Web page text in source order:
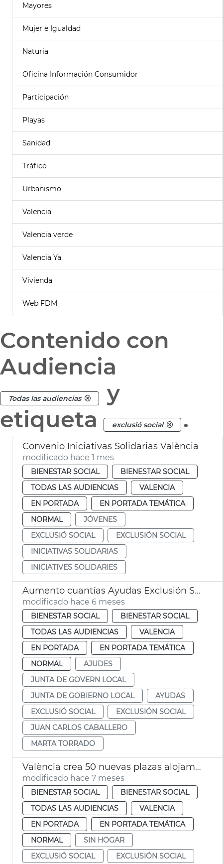
Mayores
Mujer e Igualdad
Naturia
Oficina Información Consumidor
Participación
Playas
Sanidad
Tráfico
Urbanismo
Valencia
Valencia verde
Valencia Ya
Vivienda
Web FDM
Contenido con
Audiencia
Todas las audiencias
y
etiqueta
exclusió social .
Convenio Iniciativas Solidarias València
modificado hace 1 mes
BIENESTAR SOCIAL
BIENESTAR SOCIAL
TODAS LAS AUDIENCIAS
VALENCIA
EN PORTADA
EN PORTADA TEMÁTICA
NORMAL
JÓVENES
EXCLUSIÓ SOCIAL
EXCLUSIÓN SOCIAL
INICIATIVAS SOLIDARIAS
INICIATIVES SOLIDARIES
Aumento cuantías Ayudas Exclusión Social València
modificado hace 6 meses
BIENESTAR SOCIAL
BIENESTAR SOCIAL
TODAS LAS AUDIENCIAS
VALENCIA
EN PORTADA
EN PORTADA TEMÁTICA
NORMAL
AJUDES
JUNTA DE GOVERN LOCAL
JUNTA DE GOBIERNO LOCAL
AYUDAS
EXCLUSIÓ SOCIAL
EXCLUSIÓN SOCIAL
JUAN CARLOS CABALLERO
MARTA TORRADO
València crea 50 nuevas plazas alojamiento urgente
modificado hace 7 meses
BIENESTAR SOCIAL
BIENESTAR SOCIAL
TODAS LAS AUDIENCIAS
VALENCIA
EN PORTADA
EN PORTADA TEMÁTICA
NORMAL
SIN HOGAR
EXCLUSIÓ SOCIAL
EXCLUSIÓN SOCIAL